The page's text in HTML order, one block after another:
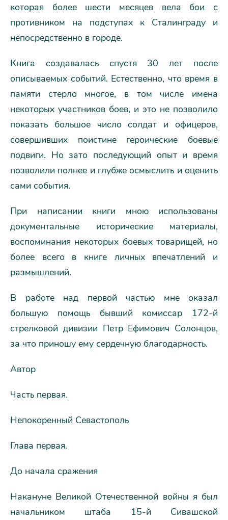
которая более шести месяцев вела бои с
противником на подступах к Сталинграду и
непосредственно в городе.
Книга создавалась спустя 30 лет после
описываемых событий. Естественно, что время в
памяти стерло многое, в том числе имена
некоторых участников боев, и это не позволило
показать большое число солдат и офицеров,
совершивших поистине героические боевые
подвиги. Но зато последующий опыт и время
позволили полнее и глубже осмыслить и оценить
сами события.
При написании книги мною использованы
документальные исторические материалы,
воспоминания некоторых боевых товарищей, но
более всего в книге личных впечатлений и
размышлений.
В работе над первой частью мне оказал
большую помощь бывший комиссар 172-й
стрелковой дивизии Петр Ефимович Солонцов,
за что приношу ему сердечную благодарность.
Автор
Часть первая.
Непокоренный Севастополь
Глава первая.
До начала сражения
Накануне Великой Отечественной войны я был
начальником штаба 15-й Сивашской